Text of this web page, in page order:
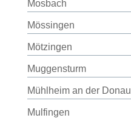
Mosbach
Mössingen
Mötzingen
Muggensturm
Mühlheim an der Donau
Mulfingen